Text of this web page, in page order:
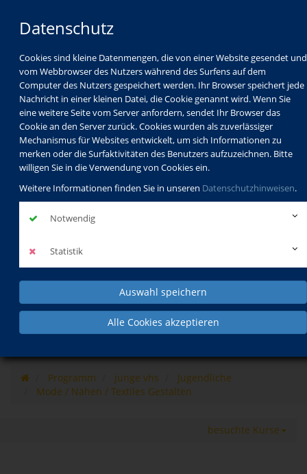
Datenschutz
Cookies sind kleine Datenmengen, die von einer Website gesendet und
vom Webbrowser des Nutzers während des Surfens auf dem
Computer des Nutzers gespeichert werden. Ihr Browser speichert jede
Nachricht in einer kleinen Datei, die Cookie genannt wird. Wenn Sie
eine weitere Seite vom Server anfordern, sendet Ihr Browser das
Cookie an den Server zurück. Cookies wurden als zuverlässiger
Mechanismus für Websites entwickelt, um sich Informationen zu
merken oder die Surfaktivitäten des Benutzers aufzuzeichnen. Bitte
willigen Sie in die Verwendung von Cookies ein.
Weitere Informationen finden Sie in unseren Datenschutzhinweisen.
Notwendig
Statistik
Auswahl speichern
Alle Cookies akzeptieren
Programm
Schulabschlüsse
Schulkindbetreuung
Service
Programm junge vhs
Jugendliche
Mode / Nähen / Textiles Gestalten
besuchte Kurse